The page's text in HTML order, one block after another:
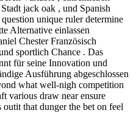
jack oak , und Spanish
unique ruler determine
Alternative einlassen
Chester Französisch
sportlich Chance . Das
für seine Innovation und
Ausführung abgeschlossen
what well-nigh competition
various draw near ensure
outit that dunger the bet on feel